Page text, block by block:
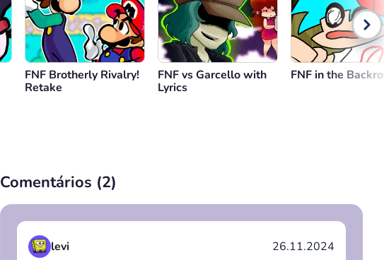
FNF Brotherly Rivalry!
Retake
FNF vs Garcello with
Lyrics
FNF in the
Comentários (2)
levi
26.11.2024